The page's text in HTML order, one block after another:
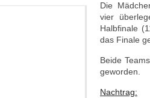
Die
vier
Halbfinale
das Finale
Beide
geworden.
Nachtrag: